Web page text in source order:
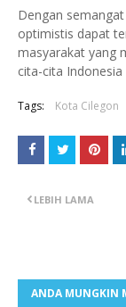
Dengan
optimistis dapat
masyarakat yang
cita-cita
Tags: Kota Cilegon
LEBIH LAMA
ANDA MUNGKIN